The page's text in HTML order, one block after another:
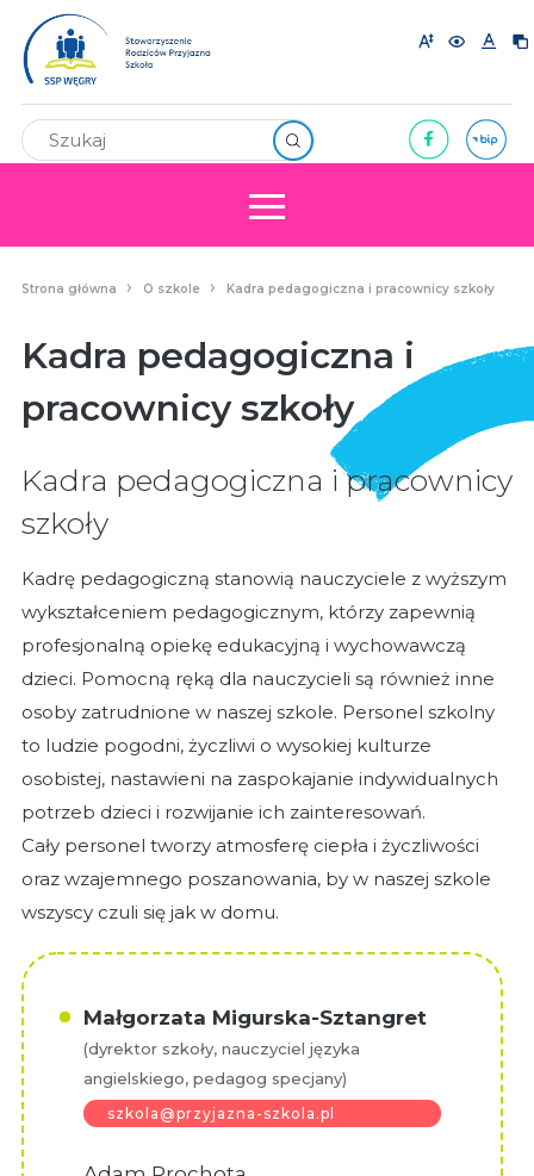
Strona główna O szkole Kadra pedagogiczna i pracownicy szkoły
Kadra pedagogiczna i
pracownicy szkoły
Kadra pedagogiczna i pracownicy
szkoły
Kadrę pedagogiczną stanowią nauczyciele z wyższym
wykształceniem pedagogicznym, którzy zapewnią
profesjonalną opiekę edukacyjną i wychowawczą
dzieci. Pomocną ręką dla nauczycieli są również inne
osoby zatrudnione w naszej szkole. Personel szkolny
to ludzie pogodni, życzliwi o wysokiej kulturze
osobistej, nastawieni na zaspokajanie indywidualnych
potrzeb dzieci i rozwijanie ich zainteresowań.
Cały personel tworzy atmosferę ciepła i życzliwości
oraz wzajemnego poszanowania, by w naszej szkole
wszyscy czuli się jak w domu.
Małgorzata Migurska-Sztangret
(dyrektor szkoły, nauczyciel języka
angielskiego, pedagog specjany)
szkola@przyjazna-szkola.pl